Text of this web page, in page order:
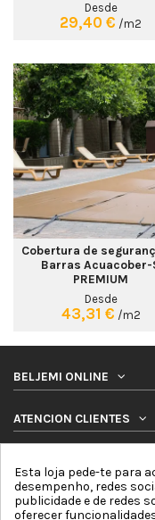
Desde
29,40 € /m2
Cobertura de
Barras Acuacober-
PREMIUM
Desde
43,31 € /m2
BELJEMI ONLINE
ATENCION CLIENTES
SIGA-NOS
Esta loja pede-te para
desempenho, redes
publicidade e de redes
oferecer